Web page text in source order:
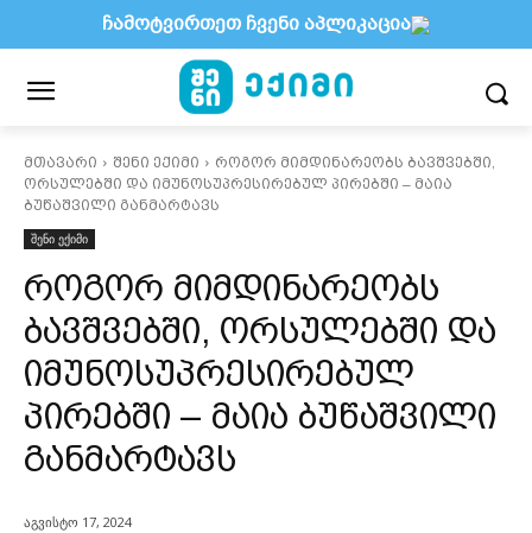
მთავარი შენი ექიმი
როგორ მიმდინარეობს ბავშვებში,
ორსულებში და იმუნოსუპრესირებულ პირებში – მაია
ბუწაშვილი განმარტავს
შენი ექიმი
როგორ მიმდინარეობს
ბავშვებში, ორსულებში და
იმუნოსუპრესირებულ
პირებში – მაია ბუწაშვილი
განმარტავს
აგვისტო 17, 2024
ჩამოტვირთეთ ჩვენი აპლიკაცია